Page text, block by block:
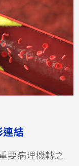
連結
要病理機轉之